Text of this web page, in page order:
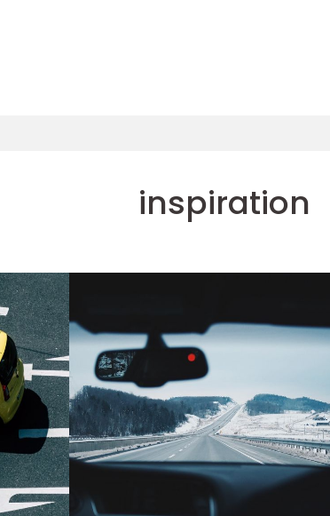
inspiration